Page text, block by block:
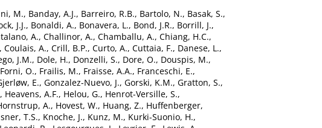
M., Banday, A.J., Barreiro, R.B., Bartolo, N., Basak, S.,
J.J., Bonaldi, A., Bonavera, L., Bond, J.R., Borrill, J.,
A., Challinor, A., Chamballu, A., Chiang, H.C.,
, Coulais, A., Crill, B.P., Curto, A., Cuttaia, F., Danese, L.,
J.M., Dole, H., Donzelli, S., Dore, O., Douspis, M.,
Forni, O., Frailis, M., Fraisse, A.A., Franceschi, E.,
E., Gonzalez-Nuevo, J., Gorski, K.M., Gratton, S.,
, Heavens, A.F., Helou, G., Henrot-Versille, S.,
A., Hovest, W., Huang, Z., Huffenberger,
T.S., Knoche, J., Kunz, M., Kurki-Suonio, H.,